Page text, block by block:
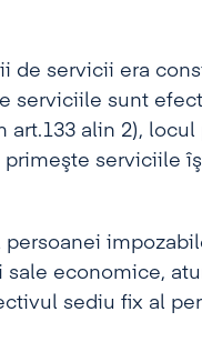
de servicii era
serviciile sunt
art.133 alin 2), locul
serviciile
sale economice,
sediu fix al